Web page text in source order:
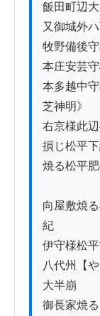
飯田町辺
又御城外
牧野備後
本庄安芸
本多越中
芝神明》
右京様此
損じ松平
焼る松平
向屋敷焼
紀　　　
伊守様松
八代州【
大半崩　
御長家焼